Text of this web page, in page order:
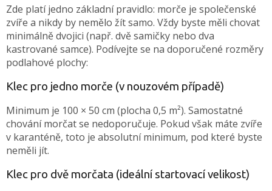
Zde platí jedno základní pravidlo: morče je společenské
zvíře a nikdy by nemělo žít samo. Vždy byste měli chovat
minimálně dvojici (např. dvě samičky nebo dva
kastrované samce). Podívejte se na doporučené rozměry
podlahové plochy:
Klec pro jedno morče (v nouzovém případě)
Minimum je 100 × 50 cm (plocha 0,5 m²). Samostatné
chování morčat se nedoporučuje. Pokud však máte zvíře
v karanténě, toto je absolutní minimum, pod které byste
neměli jít.
Klec pro dvě morčata (ideální startovací velikost)